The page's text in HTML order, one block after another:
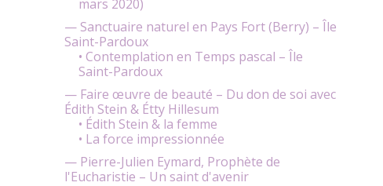
mars 2020)
— Sanctuaire naturel en Pays Fort (Berry) – Île
Saint-Pardoux
• Contemplation en Temps pascal – Île
Saint-Pardoux
— Faire œuvre de beauté – Du don de soi avec
Édith Stein & Étty Hillesum
• Édith Stein & la femme
• La force impressionnée
— Pierre-Julien Eymard, Prophète de
l'Eucharistie – Un saint d'avenir